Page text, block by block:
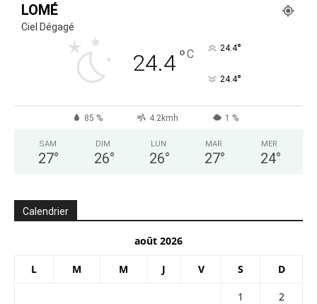
LOMÉ
Ciel Dégagé
24.4°C 24.4°
24.4°
85 % 4.2kmh 1 %
SAM
27°
DIM
26°
LUN
26°
MAR
27°
MER
24°
Calendrier
août 2026
L M M J V S D
1
2